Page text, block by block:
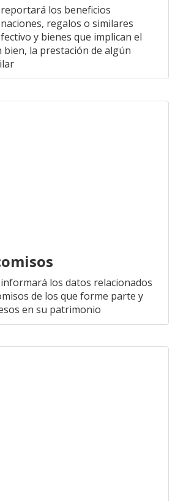
los beneficios
regalos o similares
y bienes que implican el
bien, la prestación de algún
los datos relacionados
de los que forme parte y
en su patrimonio